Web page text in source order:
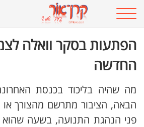
הפתעות בסקר וואלה
החדשה
מה שהיה בליכוד בכנסת
הבאה, הציבור מתרשם מהצורך או
פני הנהגת התנועה, בשעה שהוא